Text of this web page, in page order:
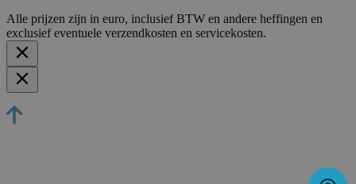
Alle prijzen zijn in euro, inclusief BTW en andere heffingen en
exclusief eventuele verzendkosten en servicekosten.